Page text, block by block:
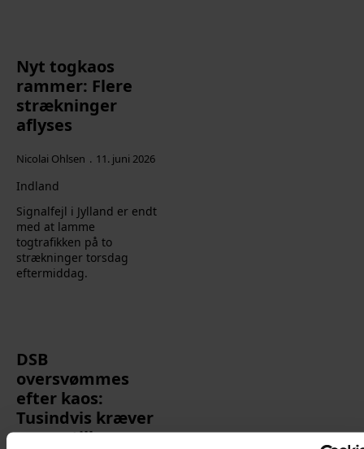
Nyt togkaos
rammer: Flere
strækninger
aflyses
Nicolai Ohlsen 11. juni 2026
Indland
Signalfejl i Jylland er endt
med at lamme
togtrafikken på to
strækninger torsdag
eftermiddag.
DSB
oversvømmes
efter kaos:
Tusindvis kræver
penge tilbage